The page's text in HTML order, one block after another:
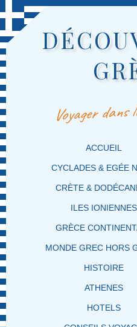
Voyager
MENU PRINCIPAL
MASQUER LA NAVIGATION
MASQUER LA NAVIGATION
ACCUEIL
CYCLADES & EGÉE
CRÈTE &
ILES IONIENNES
GRÈCE
MONDE GREC HORS
HISTOIRE
ATHENES
HOTELS